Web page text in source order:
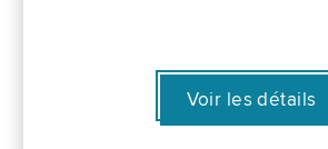
Voir les détails